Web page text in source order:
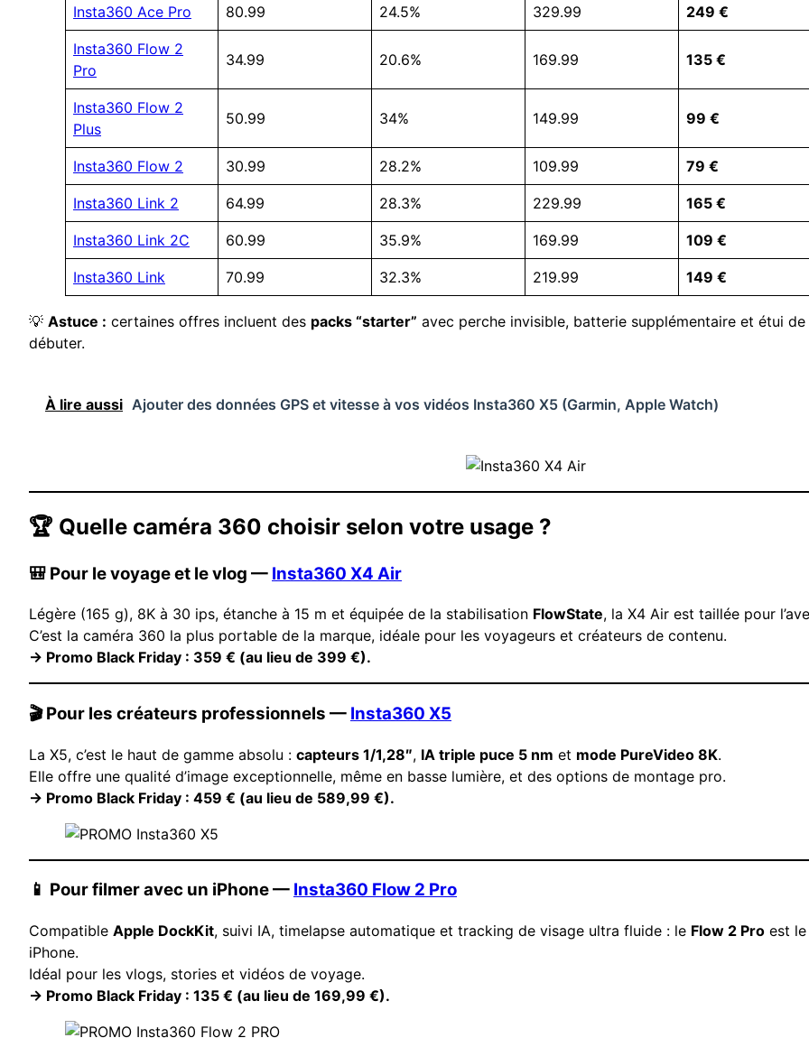
Insta360 Ace Pro 80.99 24.5% 329.99 249 €
Insta360 Flow 2
Pro
34.99 20.6% 169.99 135 €
Insta360 Flow 2
Plus
50.99 34% 149.99 99 €
Insta360 Flow 2 30.99 28.2% 109.99 79 €
Insta360 Link 2 64.99 28.3% 229.99 165 €
Insta360 Link 2C 60.99 35.9% 169.99 109 €
Insta360 Link 70.99 32.3% 219.99 149 €
💡 Astuce : certaines offres incluent des packs “starter” avec perche invisible, batterie supplémentaire et étui
débuter.
À lire aussi Ajouter des données GPS et vitesse à vos vidéos Insta360 X5 (Garmin, Apple Watch)
🏆 Quelle caméra 360 choisir selon votre usage ?
🎒 Pour le voyage et le vlog — Insta360 X4 Air
Légère (165 g), 8K à 30 ips, étanche à 15 m et équipée de la stabilisation FlowState, la X4 Air est taillée pour
C’est la caméra 360 la plus portable de la marque, idéale pour les voyageurs et créateurs de contenu.
→ Promo Black Friday : 359 € (au lieu de 399 €).
🎬 Pour les créateurs professionnels — Insta360 X5
La X5, c’est le haut de gamme absolu : capteurs 1/1,28″, IA triple puce 5 nm et mode PureVideo 8K.
Elle offre une qualité d’image exceptionnelle, même en basse lumière, et des options de montage pro.
→ Promo Black Friday : 459 € (au lieu de 589,99 €).
📱 Pour filmer avec un iPhone — Insta360 Flow 2 Pro
Compatible Apple DockKit, suivi IA, timelapse automatique et tracking de visage ultra fluide : le Flow 2 Pro est
iPhone.
Idéal pour les vlogs, stories et vidéos de voyage.
→ Promo Black Friday : 135 € (au lieu de 169,99 €).